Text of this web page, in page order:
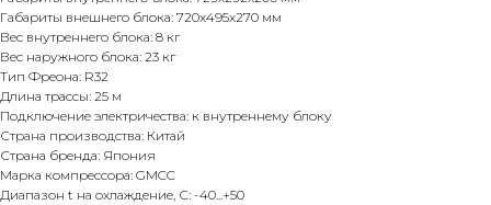
Габариты внешнего блока: 720x495x270 мм
Вес внутреннего блока: 8 кг
Вес наружного блока: 23 кг
Тип Фреона: R32
Длина трассы: 25 м
Подключение электричества: к внутреннему блоку
Страна производства: Китай
Страна бренда: Япония
Марка компрессора: GMCC
Диапазон t на охлаждение, С: -40...+50